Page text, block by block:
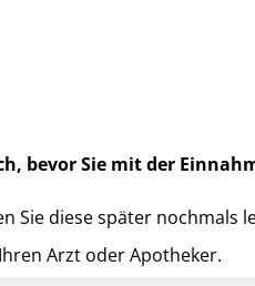
bevor Sie mit der
Sie diese später nochmals
Arzt oder Apotheker.